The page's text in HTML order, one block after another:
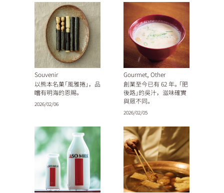
Souvenir
以熊本名菓「風雅捲」，品
嚐有明海的恩賜。
2026/02/06
Gourmet, Other
創業至今已有 62 年。「肥
後路」的吳汁，滋味確實
與眾不同。
2026/02/05